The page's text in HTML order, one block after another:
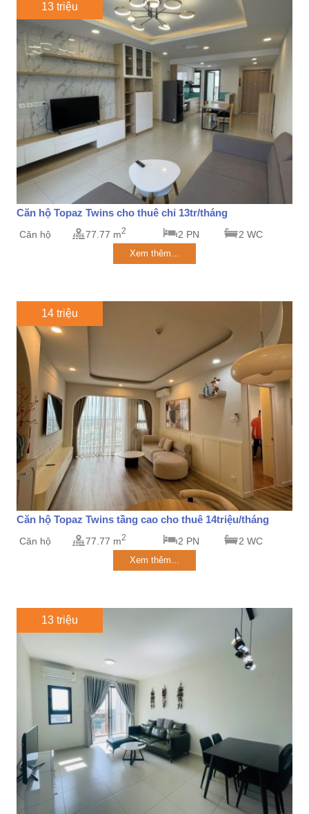
13 triệu
Căn hộ Topaz Twins cho thuê chỉ 13tr/tháng
Căn hộ 77.77 m2 2 PN 2 WC
Xem thêm...
14 triệu
Căn hộ Topaz Twins tầng cao cho thuê 14triệu/tháng
Căn hộ 77.77 m2 2 PN 2 WC
Xem thêm...
13 triệu